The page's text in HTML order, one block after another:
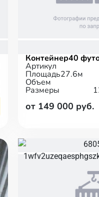
Контейнер40
Артикул
Площадь27.6м
Объем
Размеры
от 149 000 руб.